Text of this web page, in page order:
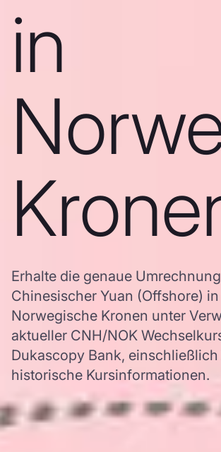
in
Erhalte die genaue
Chinesischer Yuan (Offshore) in
Norwegische Kronen unter
aktueller CNH/NOK
Dukascopy Bank,
historische Kursinformationen.